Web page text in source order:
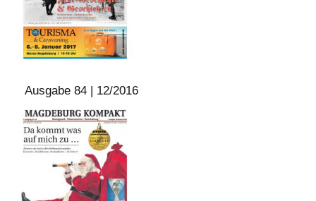
Ausgabe 84 | 12/2016